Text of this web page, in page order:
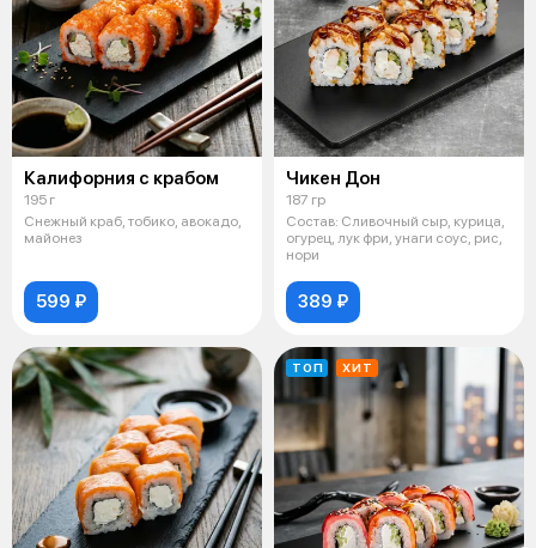
Калифорния с крабом
195 г
Снежный краб, тобико, авокадо,
майонез
599 ₽
Чикен Дон
187 гр
Состав: Сливочный сыр, курица,
огурец, лук фри, унаги соус, рис,
нори
389 ₽
ТОП ХИТ